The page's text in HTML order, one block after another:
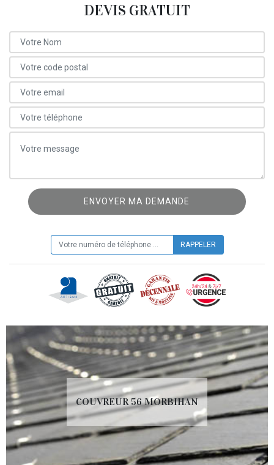
DEVIS GRATUIT
COUVREUR 56 MORBIHAN